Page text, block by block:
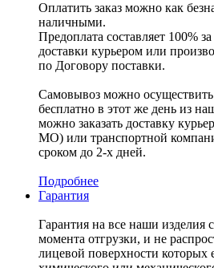
Оплатить заказ можно как
наличными.
Предоплата составляет 100%
доставки курьером или
по Договору поставки.
Самовывоз можно осуществить
бесплатно в этот же день из
можно заказать доставку
МО) или транспортной
сроком до 2-х дней.
Подробнее
Гарантия
Гарантия на все наши изделия
момента отгрузки, и не
лицевой поверхности которых